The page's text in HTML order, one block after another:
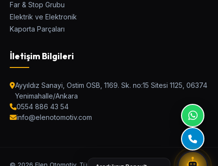
UYUMLU PARÇALARI BUL
Far & Stop Grubu
Elektrik ve Elektronik
Kaporta Parçaları
İletişim Bilgileri
Ayyıldız Sanayi, Ostim OSB, 1169. Sk. no:15 Sitesi 1125, 06374
Yenimahalle/Ankara
0554 886 43 54
info@elenotomotiv.com